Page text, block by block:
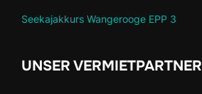
Seekajakkurs Wangerooge EPP 3
UNSER VERMIETPARTNER